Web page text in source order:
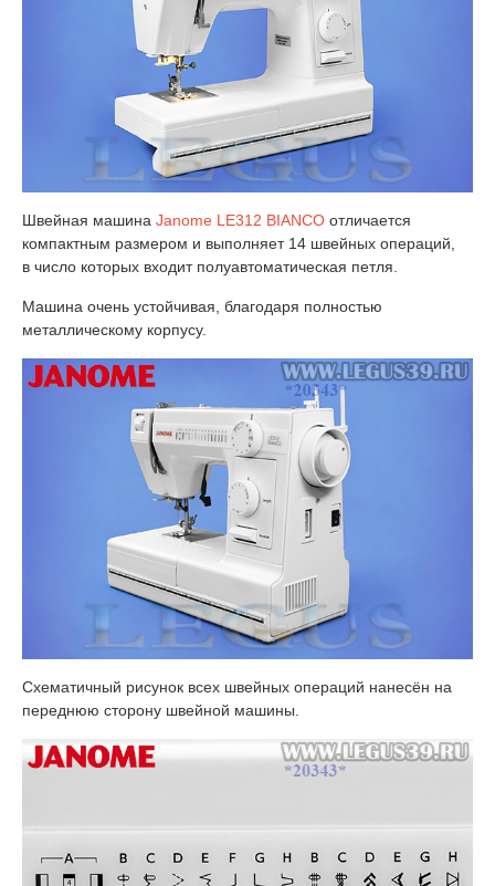
Швейная машина Janome LE312 BIANCO отличается
компактным размером и выполняет 14 швейных операций,
в число которых входит полуавтоматическая петля.
Машина очень устойчивая, благодаря полностью
металлическому корпусу.
Схематичный рисунок всех швейных операций нанесён на
переднюю сторону швейной машины.